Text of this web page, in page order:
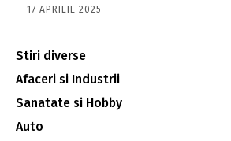
17 APRILIE 2025
Stiri diverse
Afaceri si Industrii
Sanatate si Hobby
Auto